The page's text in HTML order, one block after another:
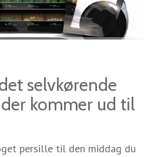
selvkørende
kommer ud til
persille til den middag du